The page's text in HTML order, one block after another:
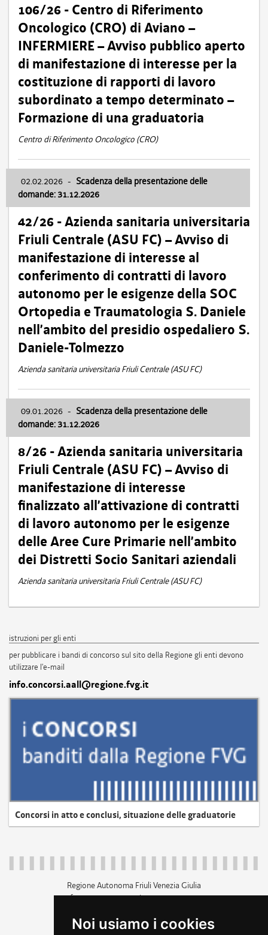
Noi usiamo i cookies
106/26 - Centro di Riferimento
Oncologico (CRO) di Aviano –
INFERMIERE – Avviso pubblico aperto
di manifestazione di interesse per la
costituzione di rapporti di lavoro
subordinato a tempo determinato –
Formazione di una graduatoria
Centro di Riferimento Oncologico (CRO)
02.02.2026 - Scadenza della presentazione delle
domande: 31.12.2026
42/26 - Azienda sanitaria universitaria
Friuli Centrale (ASU FC) – Avviso di
manifestazione di interesse al
conferimento di contratti di lavoro
autonomo per le esigenze della SOC
Ortopedia e Traumatologia S. Daniele
nell’ambito del presidio ospedaliero S.
Daniele-Tolmezzo
Azienda sanitaria universitaria Friuli Centrale (ASU FC)
09.01.2026 - Scadenza della presentazione delle
domande: 31.12.2026
8/26 - Azienda sanitaria universitaria
Friuli Centrale (ASU FC) – Avviso di
manifestazione di interesse
finalizzato all’attivazione di contratti
di lavoro autonomo per le esigenze
delle Aree Cure Primarie nell’ambito
dei Distretti Socio Sanitari aziendali
Azienda sanitaria universitaria Friuli Centrale (ASU FC)
istruzioni per gli enti
per pubblicare i bandi di concorso sul sito della Regione gli enti devono
utilizzare l'e-mail
info.concorsi.aall@regione.fvg.it
Concorsi in atto e conclusi, situazione delle graduatorie
Regione Autonoma Friuli Venezia Giulia
c.f. 80014930327; p.iva 00526040324
+39 040 3771111